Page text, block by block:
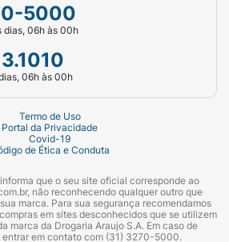
5000
dias, 06h às 00h
06h às 00h
Termo de Uso
Portal da Privacidade
Covid-19
de Ética e Conduta
que o seu site oficial corresponde ao
não reconhecendo qualquer outro que
marca. Para sua segurança recomendamos
em sites desconhecidos que se utilizem
marca da Drogaria Araujo S.A. Em caso de
em contato com (31) 3270-5000.